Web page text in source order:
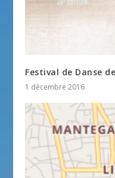
Festival de Danse
1 décembre 2016